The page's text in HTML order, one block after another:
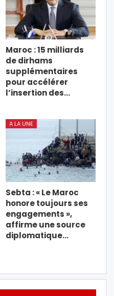
Maroc : 15 milliards
de dirhams
supplémentaires
pour accélérer
l’insertion des…
A LA UNE
Sebta : « Le Maroc
honore toujours ses
engagements »,
affirme une source
diplomatique…